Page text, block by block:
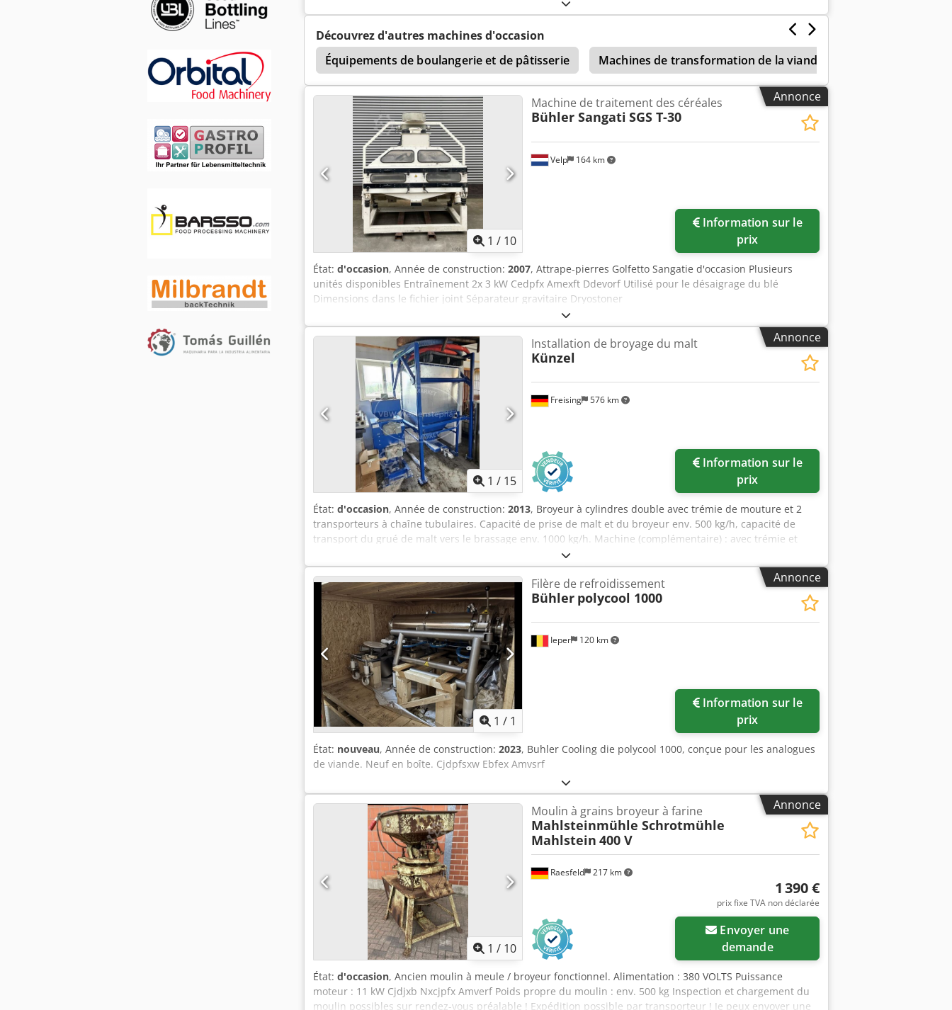
Découvrez d'autres machines d'occasion
Équipements de boulangerie et de pâtisserie
Machines de transformation de la viande
Laminoir Schechtl Uk
Annonce
1 / 10
Velp 164 km
Machine de traitement des céréales
Bühler Sangati SGS T-30
Information sur le
prix
État: d'occasion, Année de construction: 2007, Attrape-pierres Golfetto Sangatie d'occasion Plusieurs
unités disponibles Entraînement 2x 3 kW Cedpfx Amexft Ddevorf Utilisé pour le désaigrage du blé
Dimensions dans le fichier joint Séparateur gravitaire Dryostoner
Annonce
1 / 15
Freising 576 km
Installation de broyage du malt
Künzel
Information sur le
prix
État: d'occasion, Année de construction: 2013, Broyeur à cylindres double avec trémie de mouture et 2
transporteurs à chaîne tubulaires. Capacité de prise de malt et du broyeur env. 500 kg/h, capacité de
transport du grué de malt vers le brassage env. 1000 kg/h. Machine (complémentaire) : avec trémie et
transporteurs à chaîne tubulaires Capacité de transport du malt env. : 500 kg/h Cedpfx Amew Tdygjvsrf
Capacité du broyeur env. : 500 kg/h Capacité de transport du grué : 1000 kg/h Contenance de la trémie de
mouture env. : 450 kg Emplacement / position : Installation au niveau du sol, broyeur positionné sur la
trémie d'équipement : 1 transporteur à chaîne tubulaire du silo au broyeur, 1 transporteur à chaîne
tubulaire de la trémie au cuve d'empâtage, 1 broyeur à malt, 1 trémie de mouture.
Annonce
1 / 1
Ieper 120 km
Filère de refroidissement
Bühler polycool 1000
Information sur le
prix
État: nouveau, Année de construction: 2023, Buhler Cooling die polycool 1000, conçue pour les analogues
de viande. Neuf en boîte. Cjdpfsxw Ebfex Amvsrf
Annonce
1 / 10
Raesfeld 217 km
Moulin à grains broyeur à farine
Mahlsteinmühle Schrotmühle
Mahlstein 400 V
1 390 €
prix fixe TVA non déclarée
demande
État: d'occasion, Ancien moulin à meule / broyeur fonctionnel. Alimentation : 380 VOLTS Puissance
moteur : 11 kW Cjdjxb Nxcjpfx Amverf Poids propre du moulin : env. 500 kg Inspection et chargement du
moulin possibles sur rendez-vous préalable ! Expédition possible par transporteur ! Je peux envoyer une